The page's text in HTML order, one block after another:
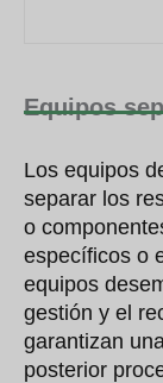
Equipos
Los equipos
separar los
o
específicos o
equipos
gestión y el
garantizan
posterior